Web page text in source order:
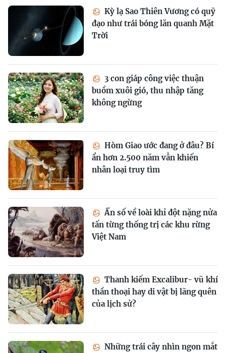
Kỳ lạ Sao Thiên Vương có quỹ
đạo như trái bóng lăn quanh Mặt
Trời
3 con giáp công việc thuận
buồm xuôi gió, thu nhập tăng
không ngừng
Hòm Giao ước đang ở đâu? Bí
ẩn hơn 2.500 năm vẫn khiến
nhân loại truy tìm
Ẩn số về loài khỉ đột nặng nửa
tấn từng thống trị các khu rừng
Việt Nam
Thanh kiếm Excalibur- vũ khí
thần thoại hay di vật bị lãng quên
của lịch sử?
Những trái cây nhìn ngon mắt